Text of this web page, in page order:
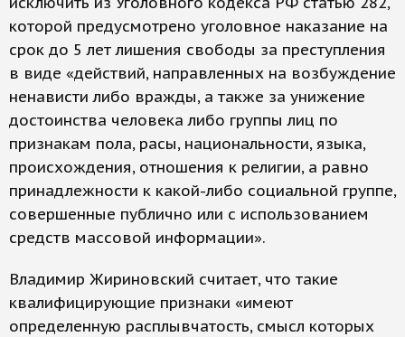
которой предусмотрено уголовное наказание на
срок до 5 лет лишения свободы за преступления
в виде «действий, направленных на возбуждение
ненависти либо вражды, а также за унижение
достоинства человека либо группы лиц по
признакам пола, расы, национальности, языка,
происхождения, отношения к религии, а равно
принадлежности к какой-либо социальной группе,
совершенные публично или с использованием
средств массовой информации».
Владимир Жириновский считает, что такие
квалифицирующие признаки «имеют
определенную расплывчатость, смысл которых